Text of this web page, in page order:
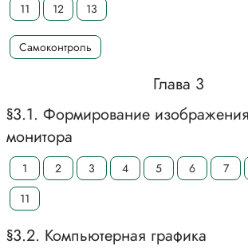
11
12 13
Самоконтроль
Глава 3
§3.1. Формирование
монитора
1 2 3 4 5 6 7
11
§3.2. Компьютерная графика